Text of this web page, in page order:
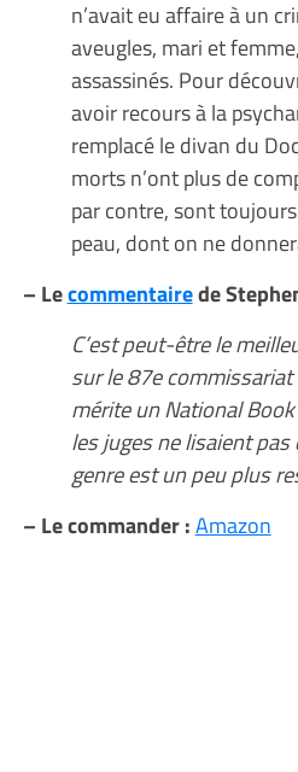
n’avait eu affaire à un
aveugles, mari et
assassinés. Pour
avoir recours à la
remplacé le divan du
morts n’ont plus de
par contre, sont
peau, dont on ne
– Lecommentairede
C’est peut-être le
sur le 87e
mérite un National
les juges ne lisaient
genre est un peu plus
– Le commander :Amazon